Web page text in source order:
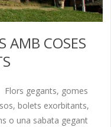
AMB COSES
gegants, gomes
bolets exorbitants,
o una sabata gegant